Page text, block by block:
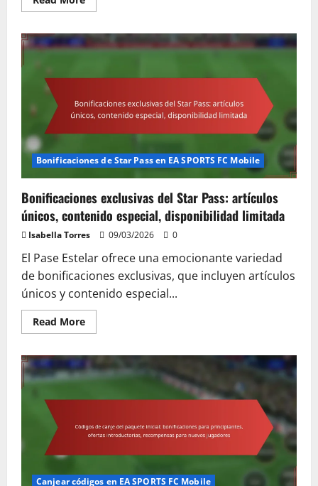
more
de
canje
especiales
vacaciones,
códigos
específicos
eventos,
por
tiempo
limitado
Bonificaciones de Star Pass en EA SPORTS FC Mobile
Bonificaciones exclusivas del Star Pass: artículos
únicos, contenido especial, disponibilidad limitada
Isabella Torres 09/03/2026 0
El Pase Estelar ofrece una emocionante variedad
de bonificaciones exclusivas, que incluyen artículos
únicos y contenido especial...
Read MoreRead
more
exclusivas
del
Star
artículos
especial,
disponibilidad
Canjear códigos en EA SPORTS FC Mobile